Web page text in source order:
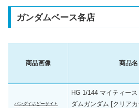
ガンダムベース各店
商品画像 商品名
バンダイホビーサイト
HG 1/144 マイティー
ダムガンダム [クリア